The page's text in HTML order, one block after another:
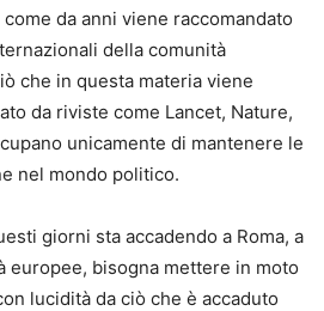
da anni viene raccomandato
della comunità
che in questa materia viene
da riviste come Lancet, Nature,
unicamente di mantenere le
nel mondo politico.
giorni sta accadendo a Roma, a
europee, bisogna mettere in moto
lucidità da ciò che è accaduto